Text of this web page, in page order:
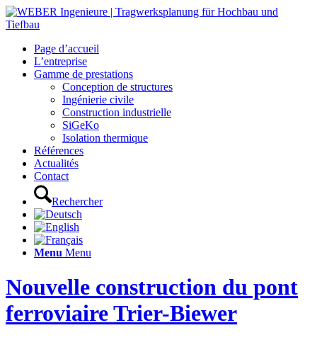
Page d’accueil
L’entreprise
Gamme de prestations
Conception de structures
Ingénierie civile
Construction industrielle
SiGeKo
Isolation thermique
Références
Actualités
Contact
Rechercher
Menu Menu
Nouvelle construction du pont
ferroviaire Trier-Biewer